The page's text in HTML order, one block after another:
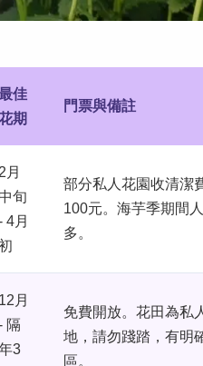
佳
期
門票與備註
2月
中旬
4月
部分私人花園收清潔
100元。海芋季期間
多。
12月
隔
3
免費開放。花田為私
地，請勿踐踏，有明
區。